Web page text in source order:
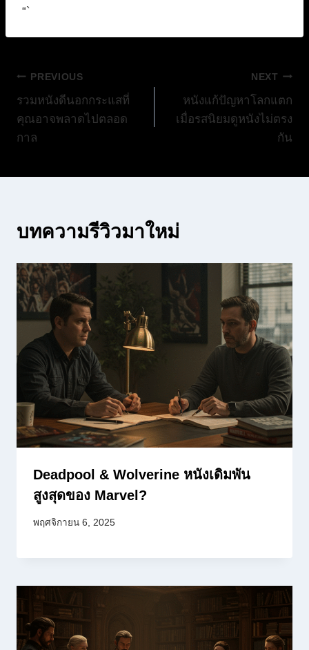
“`
แนะแนว
เรื่อง
PREVIOUS
รวมหนังดีนอกกระแสที่
คุณอาจพลาดไปตลอด
กาล
NEXT
หนังแก้ปัญหาโลกแตก
เมื่อรสนิยมดูหนังไม่ตรง
กัน
บทความรีวิวมาใหม่
Deadpool & Wolverine หนังเดิมพัน
สูงสุดของ Marvel?
พฤศจิกายน 6, 2025